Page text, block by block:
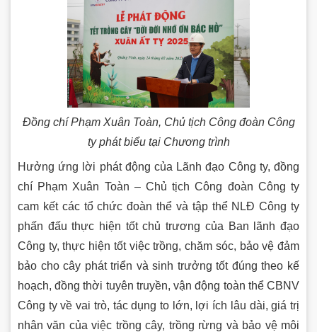
Đồng chí Phạm Xuân Toàn, Chủ tịch Công đoàn Công
ty phát biểu tại Chương trình
Hưởng ứng lời phát động của Lãnh đạo Công ty, đồng
chí Phạm Xuân Toàn – Chủ tịch Công đoàn Công ty
cam kết các tổ chức đoàn thể và tập thể NLĐ Công ty
phấn đấu thực hiện tốt chủ trương của Ban lãnh đạo
Công ty, thực hiện tốt việc trồng, chăm sóc, bảo vệ đảm
bảo cho cây phát triển và sinh trưởng tốt đúng theo kế
hoạch, đồng thời tuyên truyền, vận động toàn thể CBNV
Công ty về vai trò, tác dụng to lớn, lợi ích lâu dài, giá trị
nhân văn của việc trồng cây, trồng rừng và bảo vệ môi